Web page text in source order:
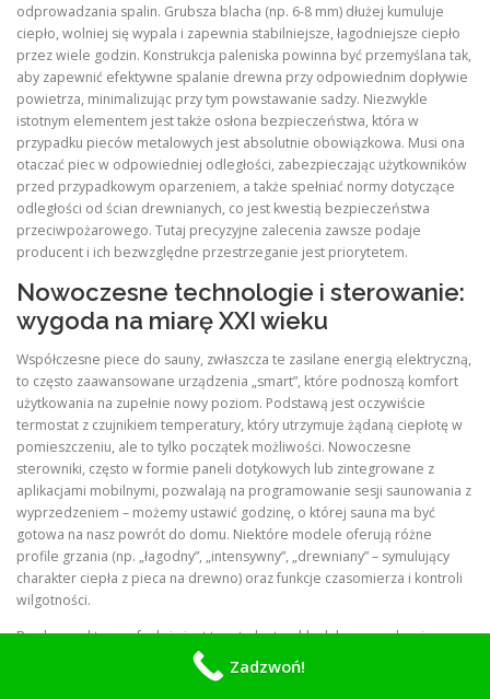
odprowadzania spalin. Grubsza blacha (np. 6-8 mm) dłużej kumuluje
ciepło, wolniej się wypala i zapewnia stabilniejsze, łagodniejsze ciepło
przez wiele godzin. Konstrukcja paleniska powinna być przemyślana tak,
aby zapewnić efektywne spalanie drewna przy odpowiednim dopływie
powietrza, minimalizując przy tym powstawanie sadzy. Niezwykle
istotnym elementem jest także osłona bezpieczeństwa, która w
przypadku pieców metalowych jest absolutnie obowiązkowa. Musi ona
otaczać piec w odpowiedniej odległości, zabezpieczając użytkowników
przed przypadkowym oparzeniem, a także spełniać normy dotyczące
odległości od ścian drewnianych, co jest kwestią bezpieczeństwa
przeciwpożarowego. Tutaj precyzyjne zalecenia zawsze podaje
producent i ich bezwzględne przestrzeganie jest priorytetem.
Nowoczesne technologie i sterowanie:
wygoda na miarę XXI wieku
Współczesne piece do sauny, zwłaszcza te zasilane energią elektryczną,
to często zaawansowane urządzenia „smart”, które podnoszą komfort
użytkowania na zupełnie nowy poziom. Podstawą jest oczywiście
termostat z czujnikiem temperatury, który utrzymuje żądaną ciepłotę w
pomieszczeniu, ale to tylko początek możliwości. Nowoczesne
sterowniki, często w formie paneli dotykowych lub zintegrowane z
aplikacjami mobilnymi, pozwalają na programowanie sesji saunowania z
wyprzedzeniem – możemy ustawić godzinę, o której sauna ma być
gotowa na nasz powrót do domu. Niektóre modele oferują różne
profile grzania (np. „łagodny”, „intensywny”, „drewniany” – symulujący
charakter ciepła z pieca na drewno) oraz funkcje czasomierza i kontroli
wilgotności.
Bardzo praktyczną funkcją jest tzw. tryb stand-by lub oszczędzania
energii, który utrzymuje w saunie lekko podwyższoną temperaturę (np.
40°C), co pozwala na jej bardzo szybkie, pełne dogrzanie do
Zadzwoń!